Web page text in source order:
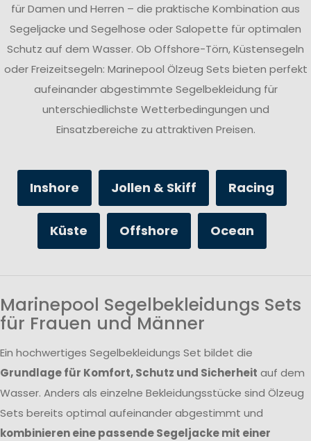
für Damen und Herren – die praktische Kombination aus
Segeljacke und Segelhose oder Salopette für optimalen
Schutz auf dem Wasser. Ob Offshore-Törn, Küstensegeln
oder Freizeitsegeln: Marinepool Ölzeug Sets bieten perfekt
aufeinander abgestimmte Segelbekleidung für
unterschiedlichste Wetterbedingungen und
Einsatzbereiche zu attraktiven Preisen.
Inshore Jollen & Skiff Racing
Küste Offshore Ocean
Marinepool Segelbekleidungs Sets
für Frauen und Männer
Ein hochwertiges Segelbekleidungs Set bildet die
Grundlage für Komfort, Schutz und Sicherheit auf dem
Wasser. Anders als einzelne Bekleidungsstücke sind Ölzeug
Sets bereits optimal aufeinander abgestimmt und
kombinieren eine passende Segeljacke mit einer